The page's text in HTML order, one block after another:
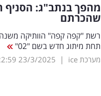
מהפך בנתב"ג: הסניף
שהכרתם
רשת "קפה קפה" הוותיקה משנה
תחת מיתוג חדש בשם "02"
מערכת ice |
23/3/2025